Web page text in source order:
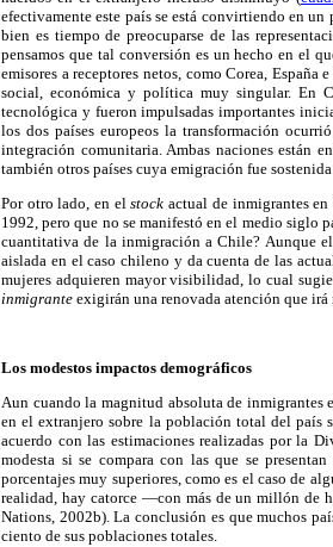
efectivamente este país se está convirtiendo en
bien es tiempo de preocuparse de las
pensamos que tal conversión es un hecho en el
emisores a receptores netos, como Corea,
social, económica y política muy singular. En
tecnológica y fueron impulsadas importantes
los dos países europeos la transformación
integración comunitaria. Ambas naciones están
también otros países cuya emigración fue
Por otro lado, en elstock actual de inmigrantes
1992, pero que no se manifestó en el medio siglo
cuantitativa de la inmigración a Chile? Aunque
aislada en el caso chileno y da cuenta de las
mujeres adquieren mayor visibilidad, lo cual
inmigrante exigirán una renovada atención que
Los modestos impactos demográficos
Aun cuando la magnitud absoluta de inmigrantes
en el extranjero sobre la población total del país
acuerdo con las estimaciones realizadas por la
modesta si se compara con las que se
porcentajes muy superiores, como es el caso de
realidad, hay catorce —con más de un millón de
Nations, 2002b). La conclusión es que muchos
ciento de sus poblaciones totales.